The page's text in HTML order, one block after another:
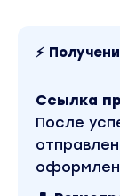
⚡
Ссылка
После